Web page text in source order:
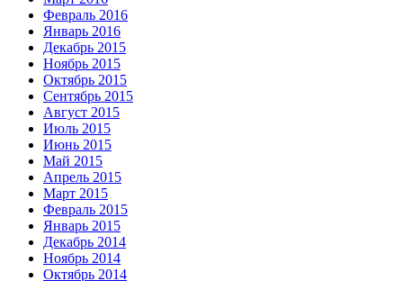
Февраль 2016
Январь 2016
Декабрь 2015
Ноябрь 2015
Октябрь 2015
Сентябрь 2015
Август 2015
Июль 2015
Июнь 2015
Май 2015
Апрель 2015
Март 2015
Февраль 2015
Январь 2015
Декабрь 2014
Ноябрь 2014
Октябрь 2014